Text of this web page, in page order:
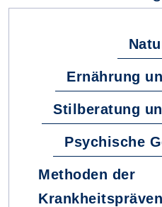
Ernährung
Stilberatung
Psychische
Methoden der